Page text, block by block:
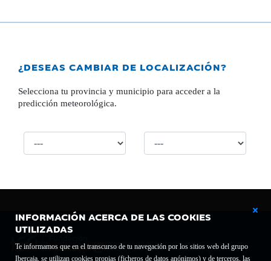
INFORMACIÓN ACERCA DE LAS COOKIES
UTILIZADAS
Te informamos que en el transcurso de tu navegación por los sitios web del grupo
Ibercaja, se utilizan cookies propias (ficheros de datos anónimos) y de terceros, las
¿DESEAS CAMBIAR DE LOCALIZACIÓN?
Selecciona tu provincia y municipio para acceder a la
predicción meteorológica.